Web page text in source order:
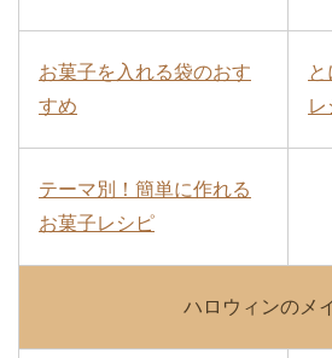
お菓子を入れる袋のおす
すめ
テーマ別！簡単に作れる
お菓子レシピ
ハロウィンのメ